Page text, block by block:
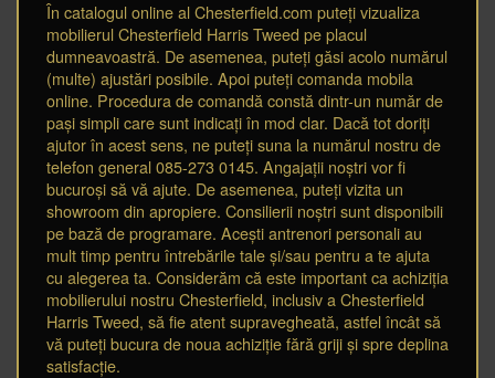
În catalogul online al Chesterfield.com puteți vizualiza
mobilierul Chesterfield Harris Tweed pe placul
dumneavoastră. De asemenea, puteți găsi acolo numărul
(multe) ajustări posibile. Apoi puteți comanda mobila
online. Procedura de comandă constă dintr-un număr de
pași simpli care sunt indicați în mod clar. Dacă tot doriți
ajutor în acest sens, ne puteți suna la numărul nostru de
telefon general 085-273 0145. Angajații noștri vor fi
bucuroși să vă ajute. De asemenea, puteți vizita un
showroom din apropiere. Consilierii noștri sunt disponibili
pe bază de programare. Acești antrenori personali au
mult timp pentru întrebările tale și/sau pentru a te ajuta
cu alegerea ta. Considerăm că este important ca achiziția
mobilierului nostru Chesterfield, inclusiv a Chesterfield
Harris Tweed, să fie atent supravegheată, astfel încât să
vă puteți bucura de noua achiziție fără griji și spre deplina
satisfacție.